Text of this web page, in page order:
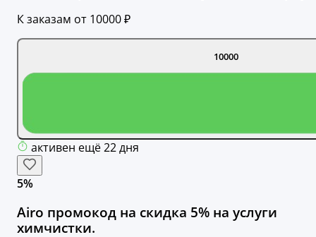
К заказам от 10000 ₽
10000
активен ещё 22 дня
5%
Airo промокод на скидка 5% на услуги
химчистки.